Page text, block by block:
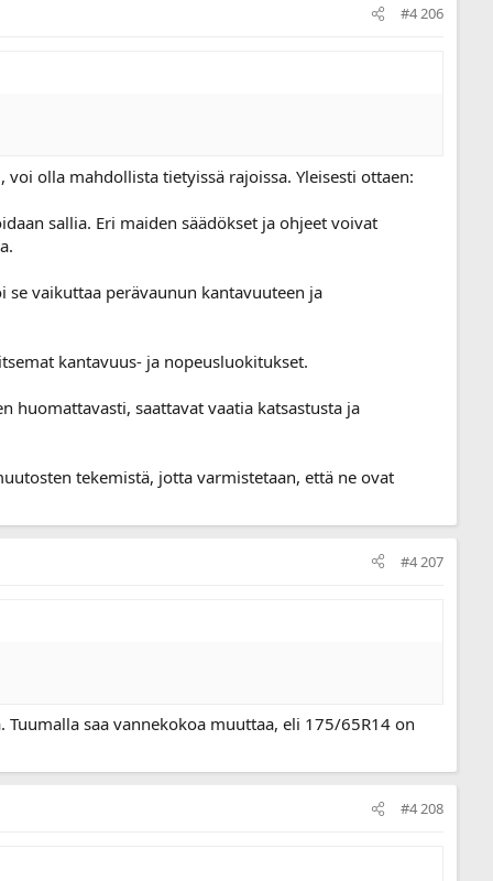
#4 206
olla mahdollista tietyissä rajoissa. Yleisesti ottaen:
sallia. Eri maiden säädökset ja ohjeet voivat
se vaikuttaa perävaunun kantavuuteen ja
kantavuus- ja nopeusluokitukset.
saattavat vaatia katsastusta ja
tekemistä, jotta varmistetaan, että ne ovat
#4 207
saa vannekokoa muuttaa, eli 175/65R14 on
#4 208